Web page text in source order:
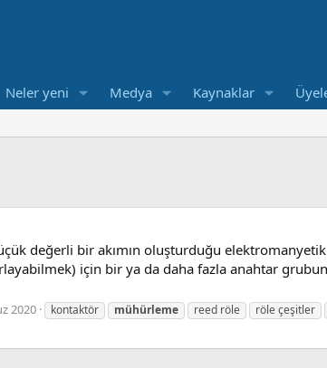
Neler yeni Medya Kaynaklar
değerli bir akımın oluşturduğu elektromanyetik
için bir ya da daha fazla anahtar
2020 kontaktör mühürleme reed röle röle çeşitler